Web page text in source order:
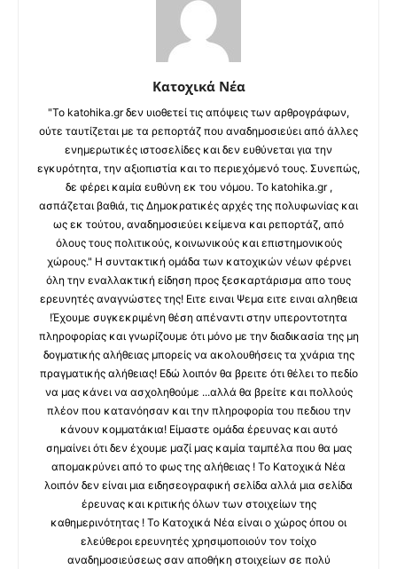
Κατοχικά Νέα
"Το katohika.gr δεν υιοθετεί τις απόψεις των αρθρογράφων,
ούτε ταυτίζεται με τα ρεπορτάζ που αναδημοσιεύει από άλλες
ενημερωτικές ιστοσελίδες και δεν ευθύνεται για την
εγκυρότητα, την αξιοπιστία και το περιεχόμενό τους. Συνεπώς,
δε φέρει καμία ευθύνη εκ του νόμου. Το katohika.gr ,
ασπάζεται βαθιά, τις Δημοκρατικές αρχές της πολυφωνίας και
ως εκ τούτου, αναδημοσιεύει κείμενα και ρεπορτάζ, από
όλους τους πολιτικούς, κοινωνικούς και επιστημονικούς
χώρους." Η συντακτική ομάδα των κατοχικών νέων φέρνει
όλη την εναλλακτική είδηση προς ξεσκαρτάρισμα απο τους
ερευνητές αναγνώστες της! Ειτε ειναι Ψεμα ειτε ειναι αληθεια
!Έχουμε συγκεκριμένη θέση απέναντι στην υπεροντοτητα
πληροφορίας και γνωρίζουμε ότι μόνο με την διαδικασία της μη
δογματικής αλήθειας μπορείς να ακολουθήσεις τα χνάρια της
πραγματικής αλήθειας! Εδώ λοιπόν θα βρειτε ότι θέλει το πεδίο
να μας κάνει να ασχοληθούμε ...αλλά θα βρείτε και πολλούς
πλέον που κατανόησαν και την πληροφορία του πεδιου την
κάνουν κομματάκια! Είμαστε ομάδα έρευνας και αυτό
σημαίνει ότι δεν έχουμε μαζί μας καμία ταμπέλα που θα μας
απομακρύνει από το φως της αλήθειας ! Το Κατοχικά Νέα
λοιπόν δεν είναι μια ειδησεογραφική σελίδα αλλά μια σελίδα
έρευνας και κριτικής όλων των στοιχείων της
καθημερινότητας ! Το Κατοχικά Νέα είναι ο χώρος όπου οι
ελεύθεροι ερευνητές χρησιμοποιούν τον τοίχο
αναδημοσιεύσεως σαν αποθήκη στοιχείων σε πολύ